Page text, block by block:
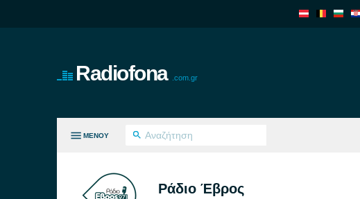
Radiofona .com.gr
ΜΕΝΟΎ
Ράδιο Έβρος